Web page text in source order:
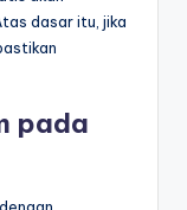
dasar itu, jika
pada